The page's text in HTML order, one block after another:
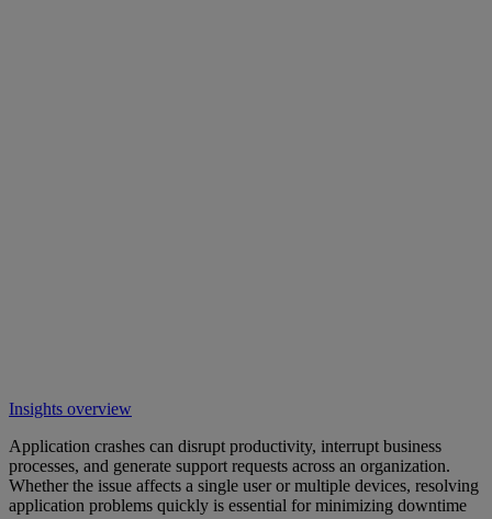
Insights overview
Application crashes can disrupt productivity, interrupt business
processes, and generate support requests across an organization.
Whether the issue affects a single user or multiple devices, resolving
application problems quickly is essential for minimizing downtime